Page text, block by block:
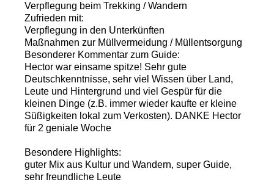
Verpflegung beim Trekking / Wandern
Zufrieden mit:
Verpflegung in den Unterkünften
Maßnahmen zur Müllvermeidung / Müllentsorgung
Besonderer Kommentar zum Guide:
Hector war einsame spitze! Sehr gute
Deutschkenntnisse, sehr viel Wissen über Land,
Leute und Hintergrund und viel Gespür für die
kleinen Dinge (z.B. immer wieder kaufte er kleine
Süßigkeiten lokal zum Verkosten). DANKE Hector
für 2 geniale Woche
Besondere Highlights:
guter Mix aus Kultur und Wandern, super Guide,
sehr freundliche Leute